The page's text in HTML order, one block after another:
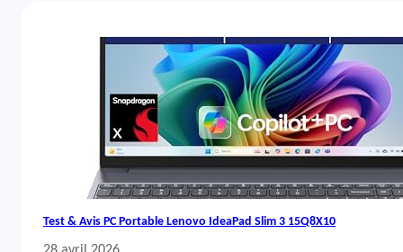
Test & Avis PC Portable Lenovo IdeaPad Slim 3 15Q8X10